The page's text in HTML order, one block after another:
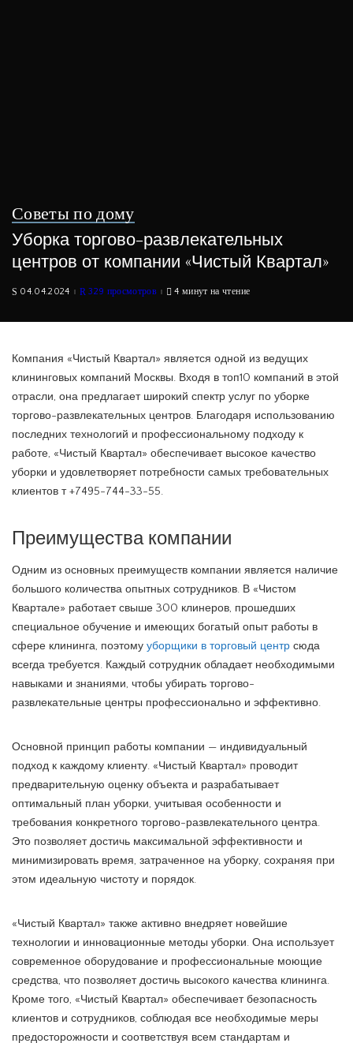
Советы по дому
Уборка торгово-развлекательных
центров от компании «Чистый Квартал»
04.04.2024 329 просмотров 4 минут на чтение
Компания «Чистый Квартал» является одной из ведущих
клининговых компаний Москвы. Входя в топ10 компаний в этой
отрасли, она предлагает широкий спектр услуг по уборке
торгово-развлекательных центров. Благодаря использованию
последних технологий и профессиональному подходу к
работе, «Чистый Квартал» обеспечивает высокое качество
уборки и удовлетворяет потребности самых требовательных
клиентов т +7495-744-33-55.
Преимущества компании
Одним из основных преимуществ компании является наличие
большого количества опытных сотрудников. В «Чистом
Квартале» работает свыше 300 клинеров, прошедших
специальное обучение и имеющих богатый опыт работы в
сфере клининга, поэтому уборщики в торговый центр сюда
всегда требуется. Каждый сотрудник обладает необходимыми
навыками и знаниями, чтобы убирать торгово-
развлекательные центры профессионально и эффективно.
Основной принцип работы компании — индивидуальный
подход к каждому клиенту. «Чистый Квартал» проводит
предварительную оценку объекта и разрабатывает
оптимальный план уборки, учитывая особенности и
требования конкретного торгово-развлекательного центра.
Это позволяет достичь максимальной эффективности и
минимизировать время, затраченное на уборку, сохраняя при
этом идеальную чистоту и порядок.
«Чистый Квартал» также активно внедряет новейшие
технологии и инновационные методы уборки. Она использует
современное оборудование и профессиональные моющие
средства, что позволяет достичь высокого качества клининга.
Кроме того, «Чистый Квартал» обеспечивает безопасность
клиентов и сотрудников, соблюдая все необходимые меры
предосторожности и соответствуя всем стандартам и